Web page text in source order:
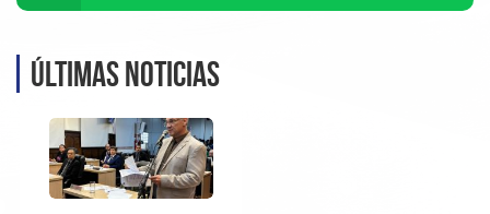
Últimas noticias